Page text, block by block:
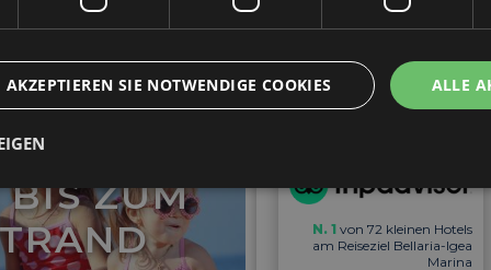
WIR
BIS ZUM
N. 1 von 72 kleinen Hotels
am Reiseziel Bellaria-Igea
Marina
Liebevoll geführtes Hotel
Wir sind aufgrund der tollen Bewertungen auf unserer
ALLE
AKZEPTIEREN SIE NOTWENDIGE COOKIES
erforderlich Performance Funktionalität